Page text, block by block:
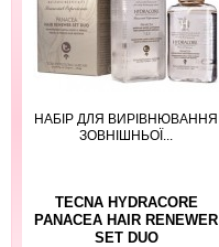
НАБІР ДЛЯ ВИРІВНЮВАННЯ
ЗОВНІШНЬОЇ...
TECNA HYDRACORE
PANACEA HAIR RENEWER
SET DUO